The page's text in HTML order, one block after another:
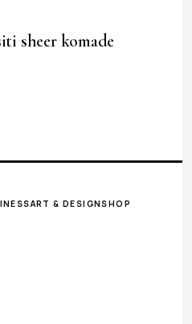
sheer komade
ART & DESIGNSHOP